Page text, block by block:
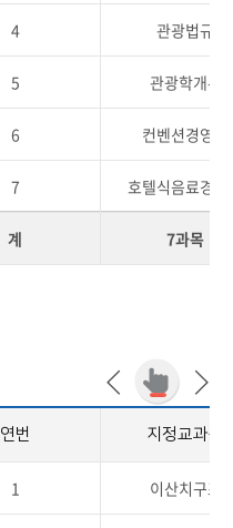
4 관광법규
5 관광학개론
6 컨벤션경영론
7 호텔식음료경영
계 7과목
연번 지정교과목
1 이산치구조